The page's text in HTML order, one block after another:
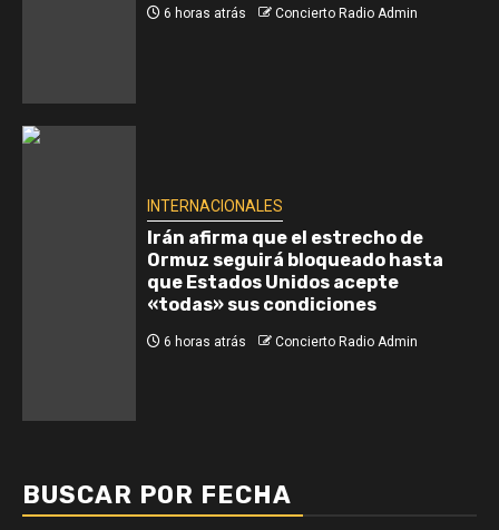
6 horas atrás Concierto Radio Admin
INTERNACIONALES
Irán afirma que el estrecho de
Ormuz seguirá bloqueado hasta
que Estados Unidos acepte
«todas» sus condiciones
6 horas atrás Concierto Radio Admin
BUSCAR POR FECHA